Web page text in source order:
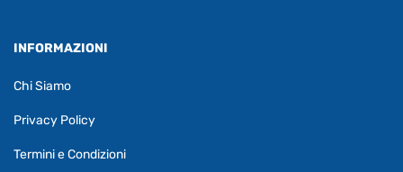
INFORMAZIONI
Chi Siamo
Privacy Policy
Termini e Condizioni